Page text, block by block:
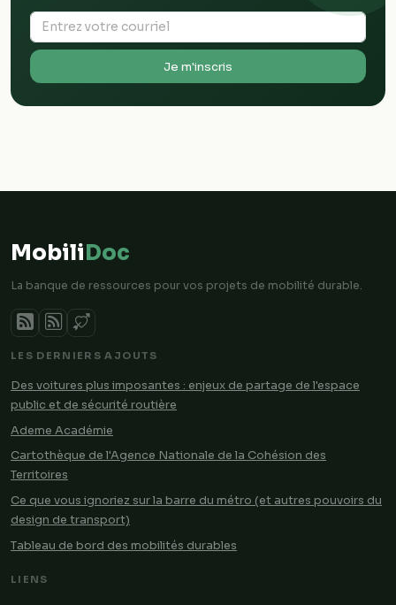
Je m'inscris
MobiliDoc
La banque de ressources pour vos projets de mobilité durable.
LES DERNIERS AJOUTS
Des voitures plus imposantes : enjeux de partage de l'espace
public et de sécurité routière
Ademe Académie
Cartothèque de l'Agence Nationale de la Cohésion des
Territoires
Ce que vous ignoriez sur la barre du métro (et autres pouvoirs du
design de transport)
Tableau de bord des mobilités durables
LIENS